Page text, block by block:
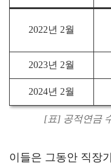
2022년 2월
2023년 2월
2024년 2월
[표] 공적연금
이들은 그동안 직장